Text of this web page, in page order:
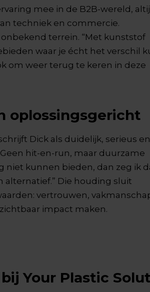
mee in de B2B-wereld,
techniek en commercie.
terrein. “Met kunststof
waar je écht het verschil
om weer terug te keren in deze
oplossingsgericht
Dick als duidelijk, serieus en
hit-en-run, maar duurzame
niet kunnen bieden, dan zeg ik
alternatief.” Die houding sluit
vertrouwen,
impact maken.
Your Plastic